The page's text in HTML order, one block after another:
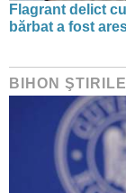
Flagrant delict
bărbat a fost
BIHON